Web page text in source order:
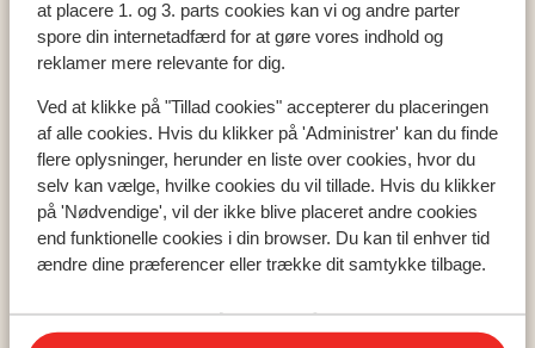
at placere 1. og 3. parts cookies kan vi og andre parter
spore din internetadfærd for at gøre vores indhold og
reklamer mere relevante for dig.
Ved at klikke på "Tillad cookies" accepterer du placeringen
af alle cookies. Hvis du klikker på 'Administrer' kan du finde
flere oplysninger, herunder en liste over cookies, hvor du
selv kan vælge, hvilke cookies du vil tillade. Hvis du klikker
på 'Nødvendige', vil der ikke blive placeret andre cookies
end funktionelle cookies i din browser. Du kan til enhver tid
ændre dine præferencer eller trække dit samtykke tilbage.
Tyrkiets sydkyst
Kreta
Mallorca
Madeira
Alanya